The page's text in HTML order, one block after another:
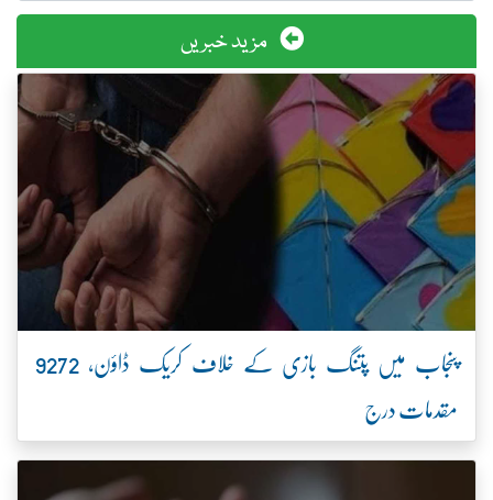
مزید خبریں
پنجاب میں پتنگ بازی کے خلاف کریک ڈاؤن، 9272
مقدمات درج